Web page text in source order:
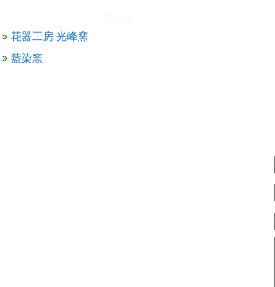
花器工房 光峰窯
藍染窯